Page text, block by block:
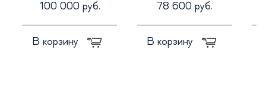
100 000 руб.
В корзину
78 600 руб.
В корзину